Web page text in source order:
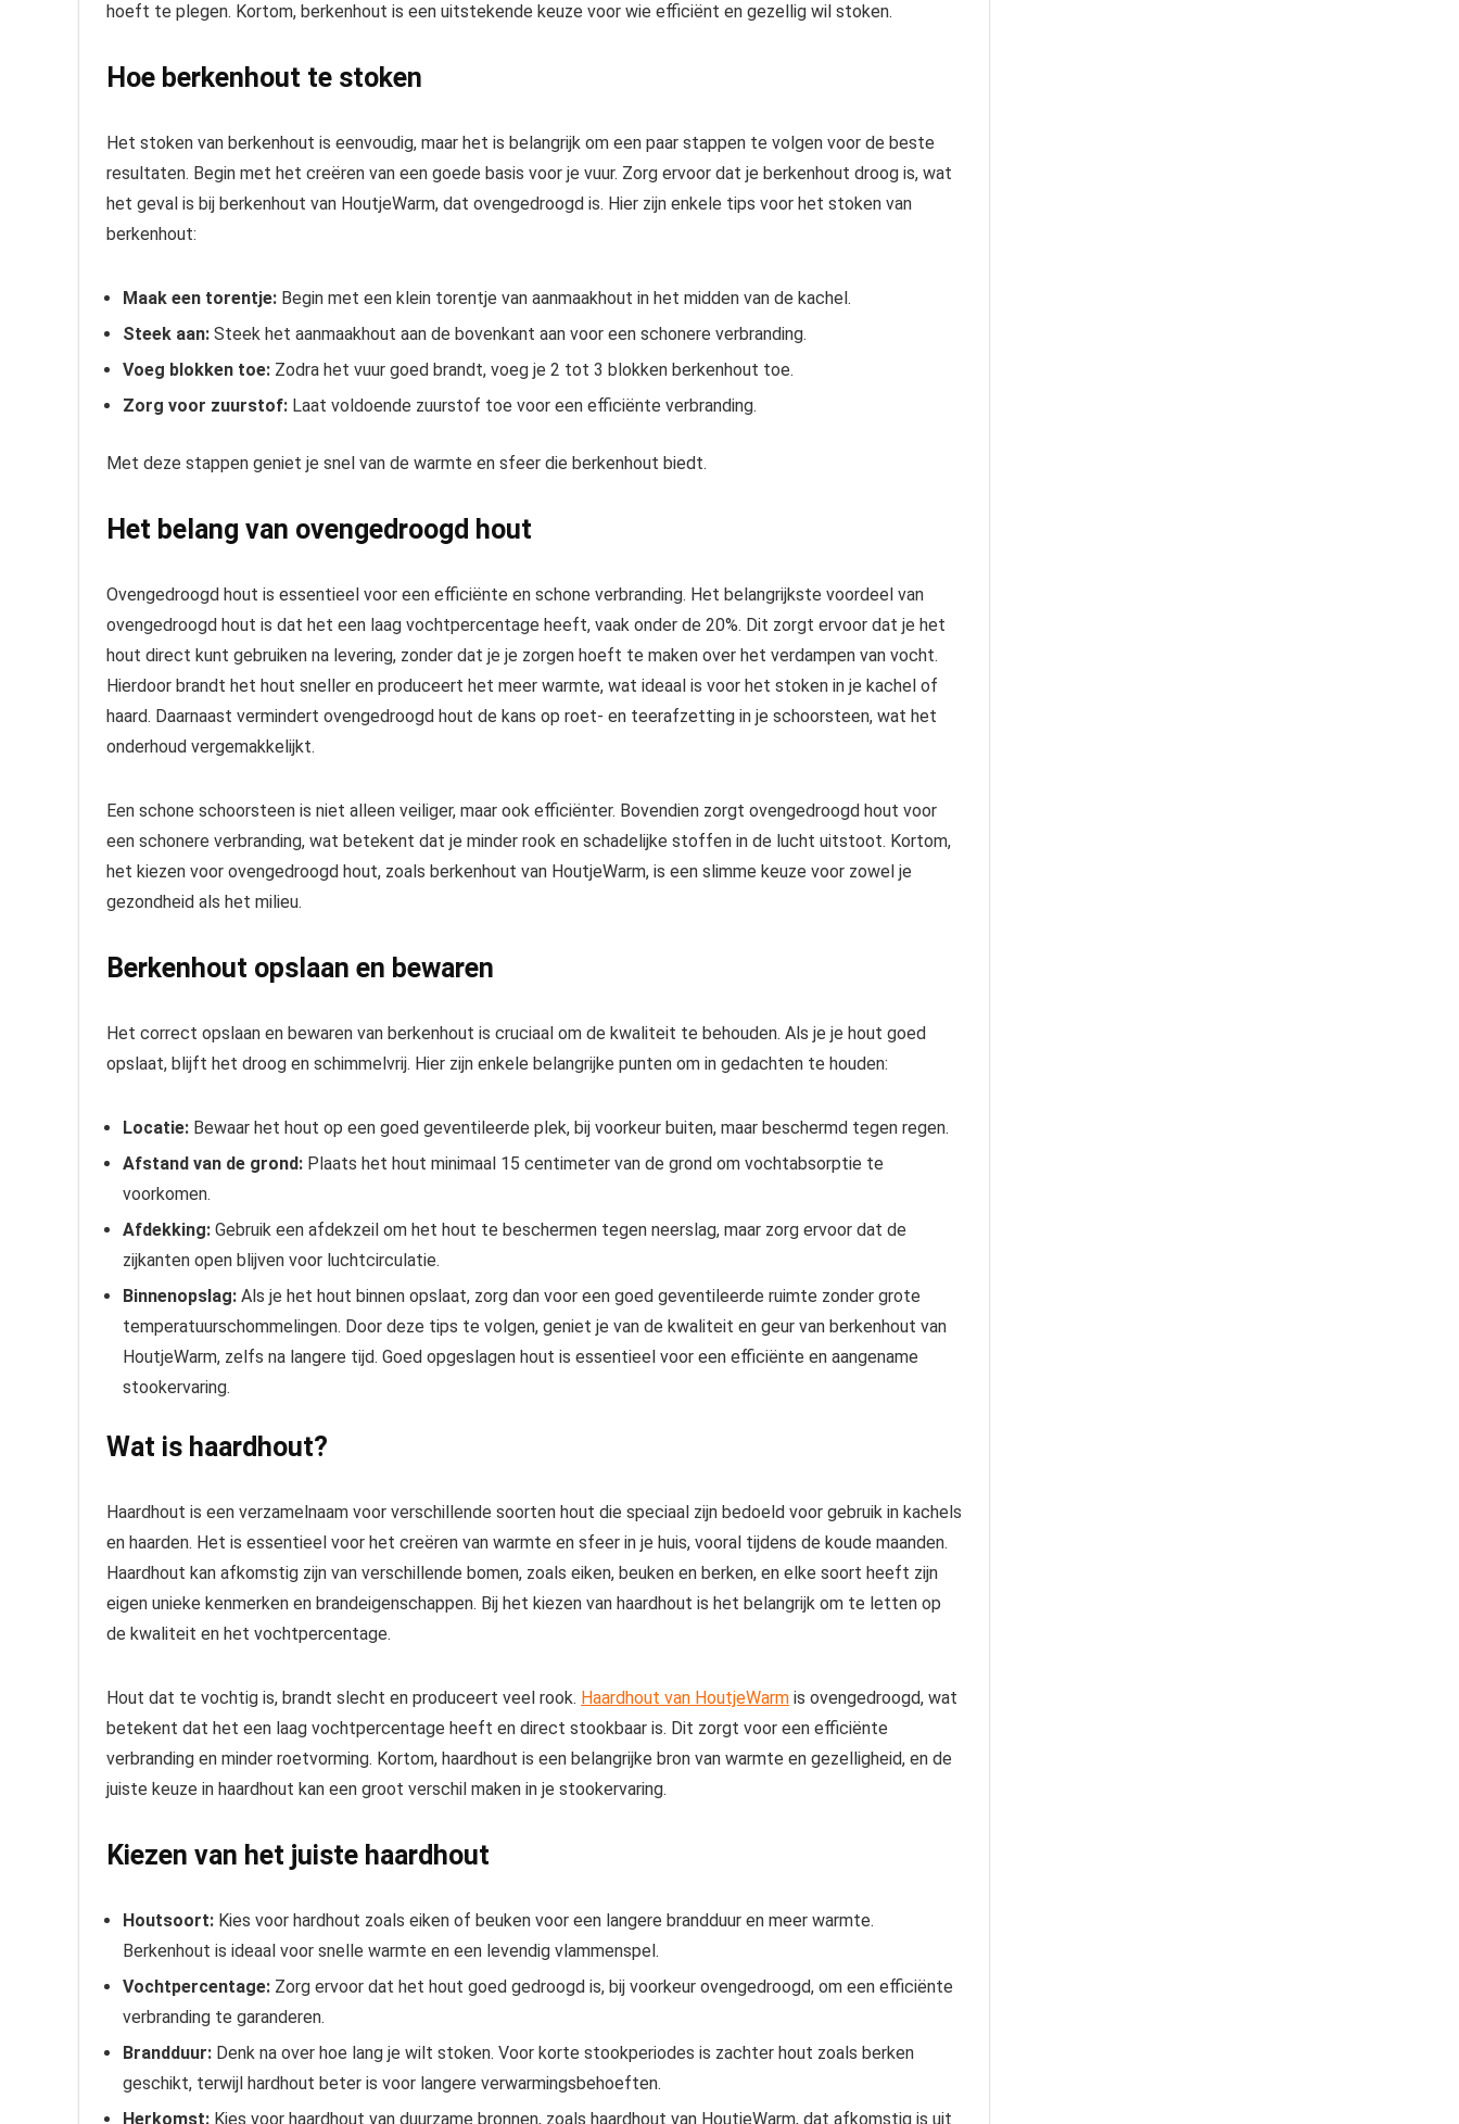
hoeft te plegen. Kortom, berkenhout is een uitstekende keuze voor wie efficiënt en gezellig wil stoken.
Hoe berkenhout te stoken
Het stoken van berkenhout is eenvoudig, maar het is belangrijk om een paar stappen te volgen voor de beste
resultaten. Begin met het creëren van een goede basis voor je vuur. Zorg ervoor dat je berkenhout droog is, wat
het geval is bij berkenhout van HoutjeWarm, dat ovengedroogd is. Hier zijn enkele tips voor het stoken van
berkenhout:
Maak een torentje: Begin met een klein torentje van aanmaakhout in het midden van de kachel.
Steek aan: Steek het aanmaakhout aan de bovenkant aan voor een schonere verbranding.
Voeg blokken toe: Zodra het vuur goed brandt, voeg je 2 tot 3 blokken berkenhout toe.
Zorg voor zuurstof: Laat voldoende zuurstof toe voor een efficiënte verbranding.
Met deze stappen geniet je snel van de warmte en sfeer die berkenhout biedt.
Het belang van ovengedroogd hout
Ovengedroogd hout is essentieel voor een efficiënte en schone verbranding. Het belangrijkste voordeel van
ovengedroogd hout is dat het een laag vochtpercentage heeft, vaak onder de 20%. Dit zorgt ervoor dat je het
hout direct kunt gebruiken na levering, zonder dat je je zorgen hoeft te maken over het verdampen van vocht.
Hierdoor brandt het hout sneller en produceert het meer warmte, wat ideaal is voor het stoken in je kachel of
haard. Daarnaast vermindert ovengedroogd hout de kans op roet- en teerafzetting in je schoorsteen, wat het
onderhoud vergemakkelijkt.
Een schone schoorsteen is niet alleen veiliger, maar ook efficiënter. Bovendien zorgt ovengedroogd hout voor
een schonere verbranding, wat betekent dat je minder rook en schadelijke stoffen in de lucht uitstoot. Kortom,
het kiezen voor ovengedroogd hout, zoals berkenhout van HoutjeWarm, is een slimme keuze voor zowel je
gezondheid als het milieu.
Berkenhout opslaan en bewaren
Het correct opslaan en bewaren van berkenhout is cruciaal om de kwaliteit te behouden. Als je je hout goed
opslaat, blijft het droog en schimmelvrij. Hier zijn enkele belangrijke punten om in gedachten te houden:
Locatie: Bewaar het hout op een goed geventileerde plek, bij voorkeur buiten, maar beschermd tegen regen.
Afstand van de grond: Plaats het hout minimaal 15 centimeter van de grond om vochtabsorptie te
voorkomen.
Afdekking: Gebruik een afdekzeil om het hout te beschermen tegen neerslag, maar zorg ervoor dat de
zijkanten open blijven voor luchtcirculatie.
Binnenopslag: Als je het hout binnen opslaat, zorg dan voor een goed geventileerde ruimte zonder grote
temperatuurschommelingen. Door deze tips te volgen, geniet je van de kwaliteit en geur van berkenhout van
HoutjeWarm, zelfs na langere tijd. Goed opgeslagen hout is essentieel voor een efficiënte en aangename
stookervaring.
Wat is haardhout?
Haardhout is een verzamelnaam voor verschillende soorten hout die speciaal zijn bedoeld voor gebruik in kachels
en haarden. Het is essentieel voor het creëren van warmte en sfeer in je huis, vooral tijdens de koude maanden.
Haardhout kan afkomstig zijn van verschillende bomen, zoals eiken, beuken en berken, en elke soort heeft zijn
eigen unieke kenmerken en brandeigenschappen. Bij het kiezen van haardhout is het belangrijk om te letten op
de kwaliteit en het vochtpercentage.
Hout dat te vochtig is, brandt slecht en produceert veel rook. Haardhout van HoutjeWarm is ovengedroogd, wat
betekent dat het een laag vochtpercentage heeft en direct stookbaar is. Dit zorgt voor een efficiënte
verbranding en minder roetvorming. Kortom, haardhout is een belangrijke bron van warmte en gezelligheid, en de
juiste keuze in haardhout kan een groot verschil maken in je stookervaring.
Kiezen van het juiste haardhout
Houtsoort: Kies voor hardhout zoals eiken of beuken voor een langere brandduur en meer warmte.
Berkenhout is ideaal voor snelle warmte en een levendig vlammenspel.
Vochtpercentage: Zorg ervoor dat het hout goed gedroogd is, bij voorkeur ovengedroogd, om een efficiënte
verbranding te garanderen.
Brandduur: Denk na over hoe lang je wilt stoken. Voor korte stookperiodes is zachter hout zoals berken
geschikt, terwijl hardhout beter is voor langere verwarmingsbehoeften.
Herkomst: Kies voor haardhout van duurzame bronnen, zoals haardhout van HoutjeWarm, dat afkomstig is uit